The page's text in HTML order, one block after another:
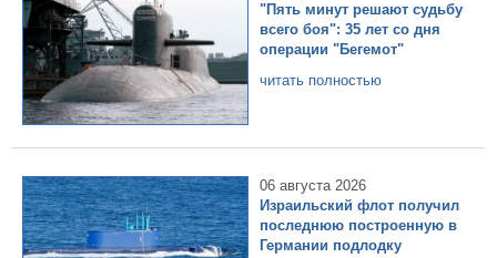
"Пять минут решают судьбу
всего боя": 35 лет со дня
операции "Бегемот"
читать полностью
06 августа 2026
Израильский флот получил
последнюю построенную в
Германии подлодку